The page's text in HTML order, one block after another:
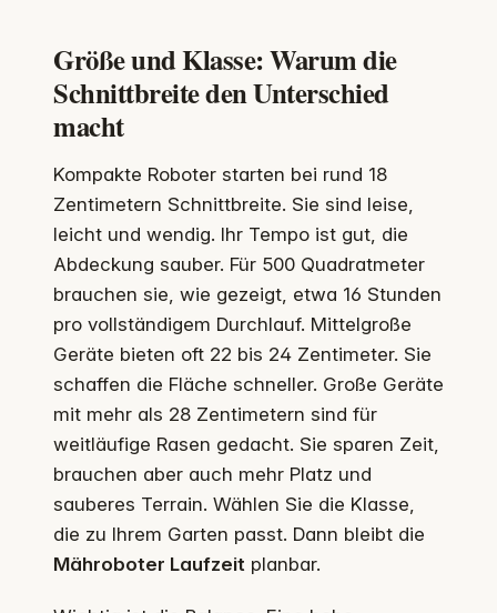
Größe und Klasse: Warum die
Schnittbreite den Unterschied
macht
Kompakte Roboter starten bei rund 18
Zentimetern Schnittbreite. Sie sind leise,
leicht und wendig. Ihr Tempo ist gut, die
Abdeckung sauber. Für 500 Quadratmeter
brauchen sie, wie gezeigt, etwa 16 Stunden
pro vollständigem Durchlauf. Mittelgroße
Geräte bieten oft 22 bis 24 Zentimeter. Sie
schaffen die Fläche schneller. Große Geräte
mit mehr als 28 Zentimetern sind für
weitläufige Rasen gedacht. Sie sparen Zeit,
brauchen aber auch mehr Platz und
sauberes Terrain. Wählen Sie die Klasse,
die zu Ihrem Garten passt. Dann bleibt die
Mähroboter Laufzeit planbar.